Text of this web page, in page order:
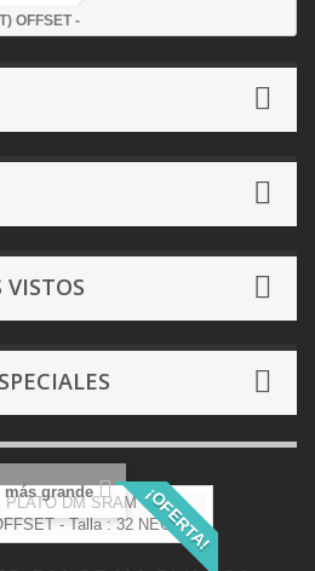
OFFSET -
VISTOS
¡OFERTA!
más grande